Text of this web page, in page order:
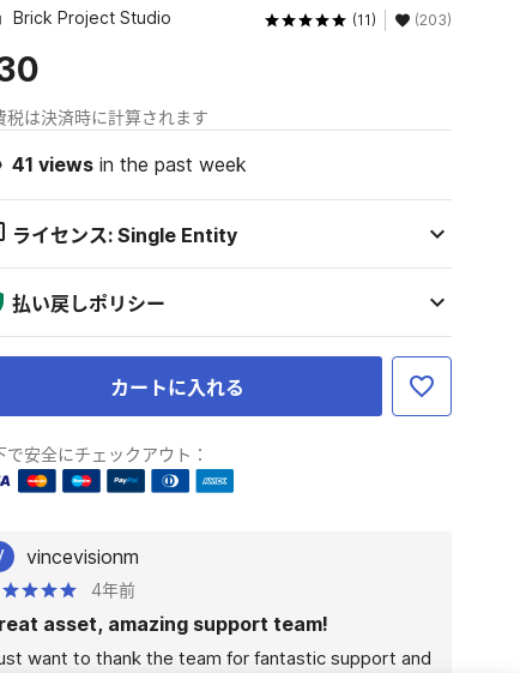
Brick Project Studio (11) (203)
税は決済時に計算されます
41 viewsin the past week
ライセンス: Single Entity
払い戻しポリシー
カートに入れる
で安全にチェックアウト：
vincevisionm
4年前
asset, amazing support team!
want to thank the team for fantastic support and